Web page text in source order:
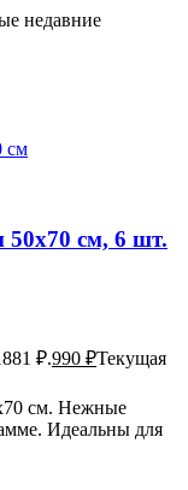
недавние
см, 6 шт.
₽.990 ₽Текущая
см. Нежные
Идеальны для